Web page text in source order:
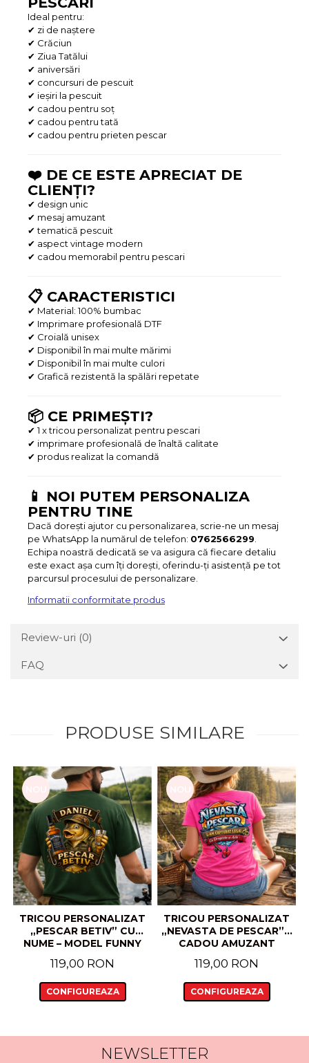
Ideal pentru:
✔ zi de naștere
✔ Crăciun
✔ Ziua Tatălui
✔ aniversări
✔ concursuri de pescuit
✔ ieșiri la pescuit
✔ cadou pentru soț
✔ cadou pentru tată
✔ cadou pentru prieten pescar
❤️ DE CE ESTE APRECIAT DE
CLIENȚI?
✔ design unic
✔ mesaj amuzant
✔ tematică pescuit
✔ aspect vintage modern
✔ cadou memorabil pentru pescari
📋 CARACTERISTICI
✔ Material: 100% bumbac
✔ Imprimare profesională DTF
✔ Croială unisex
✔ Disponibil în mai multe mărimi
✔ Disponibil în mai multe culori
✔ Grafică rezistentă la spălări repetate
📦 CE PRIMEȘTI?
✔ 1 x tricou personalizat pentru pescari
✔ imprimare profesională de înaltă calitate
✔ produs realizat la comandă
📱 NOI PUTEM PERSONALIZA
PENTRU TINE
Dacă dorești ajutor cu personalizarea, scrie-ne un mesaj
pe WhatsApp la numărul de telefon: 0762566299
Echipa noastră dedicată se va asigura că fiecare detaliu
este exact așa cum îți dorești, oferindu-ți asistență pe tot
parcursul procesului de personalizare.
Informatii conformitate produs
Review-uri (0)
FAQ
PRODUSE SIMILARE
TRICOU PERSONALIZAT
„PESCAR BETIV” CU
NUME – MODEL FUNNY
119,00 RON
CONFIGUREAZA
TRICOU PERSONALIZAT
„NEVASTA DE PESCAR” –
CADOU AMUZANT
NUME
119,00 RON
CONFIGUREAZA
NEWSLETTER